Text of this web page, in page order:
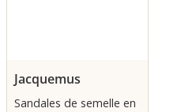
Jacquemus
Sandales de semelle en